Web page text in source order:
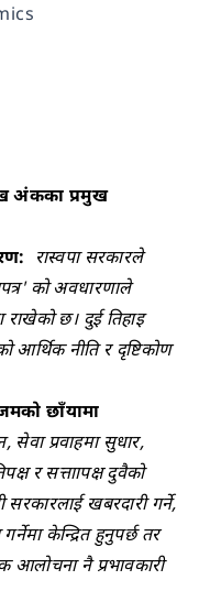
अंकका प्रमुख
रास्वपा सरकारले
को अवधारणाले
राखेको छ। दुई तिहाइ
नीति र दृष्टिकोण
छाँयामा
सेवा प्रवाहमा सुधार,
र सत्ताापक्ष दुवैको
सरकारलाई खबरदारी गर्ने,
केन्द्रित हुनुपर्छ तर
आलोचना नै प्रभावकारी